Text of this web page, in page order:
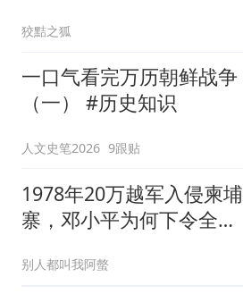
狡黠之狐
一口气看完万历朝鲜战争
（一） #历史知识
人文史笔2026 9跟贴
1978年20万越军入侵柬埔
寨，邓小平为何下令全军
别人都叫我阿螫